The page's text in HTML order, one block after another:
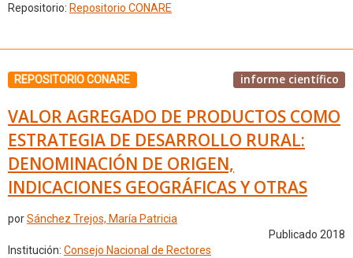
Repositorio: Repositorio CONARE
REPOSITORIO CONARE informe científico
VALOR AGREGADO DE PRODUCTOS COMO
ESTRATEGIA DE DESARROLLO RURAL:
DENOMINACIÓN DE ORIGEN,
INDICACIONES GEOGRÁFICAS Y OTRAS
porSánchez Trejos, María Patricia
Publicado 2018
Institución: Consejo Nacional de Rectores